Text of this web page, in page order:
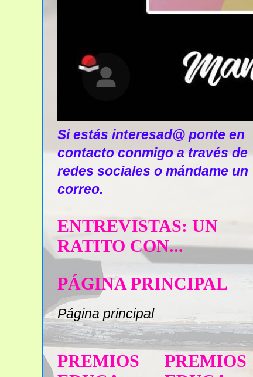
Si estás interesad@ ponte en
contacto conmigo a través de
redes sociales o mándame un
correo.
ENTREVISTAS: UN
RATITO CON...
PÁGINA PRINCIPAL
Página principal
PREMIOS
PREMIOS